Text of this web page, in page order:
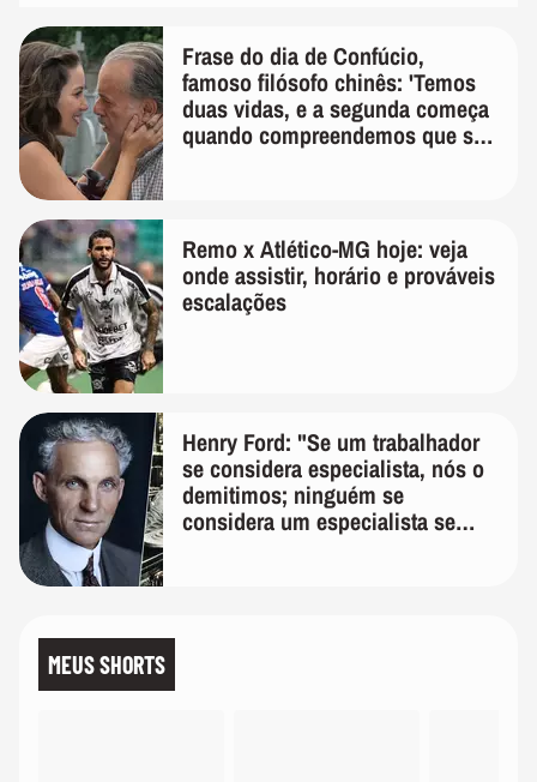
Frase do dia de Confúcio,
famoso filósofo chinês: 'Temos
duas vidas, e a segunda começa
quando compreendemos que só
Remo x Atlético-MG hoje: veja
onde assistir, horário e prováveis
escalações
Henry Ford: "Se um trabalhador
se considera especialista, nós o
demitimos; ninguém se
considera um especialista se
MEUS SHORTS